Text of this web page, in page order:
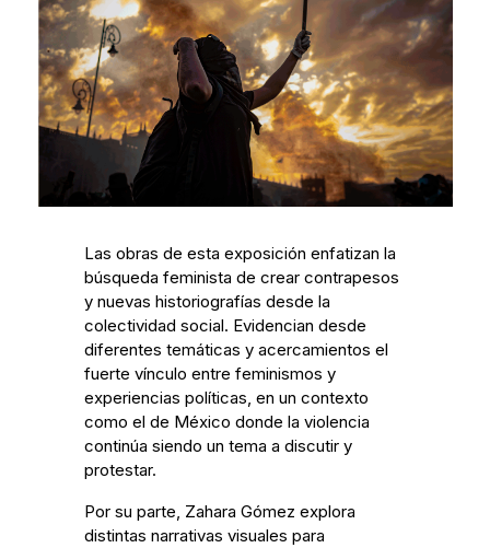
Las obras de esta exposición enfatizan la
búsqueda feminista de crear contrapesos
y nuevas historiografías desde la
colectividad social. Evidencian desde
diferentes temáticas y acercamientos el
fuerte vínculo entre feminismos y
experiencias políticas, en un contexto
como el de México donde la violencia
continúa siendo un tema a discutir y
protestar.
Por su parte, Zahara Gómez explora
distintas narrativas visuales para